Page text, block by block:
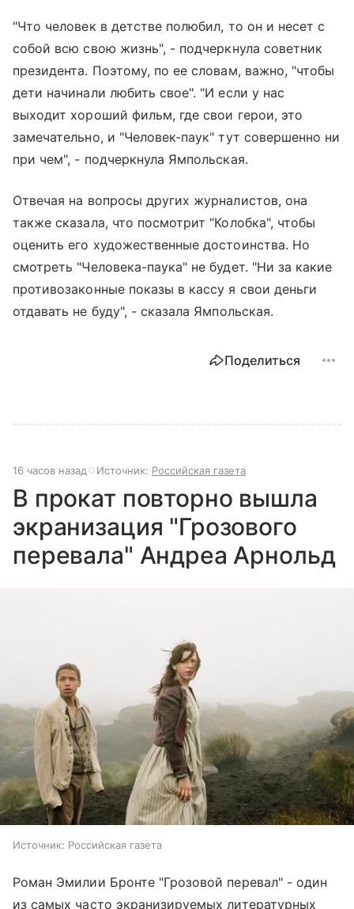
"Что человек в детстве полюбил, то он и несет с
собой всю свою жизнь", - подчеркнула советник
президента. Поэтому, по ее словам, важно, "чтобы
дети начинали любить свое". "И если у нас
выходит хороший фильм, где свои герои, это
замечательно, и "Человек-паук" тут совершенно ни
при чем", - подчеркнула Ямпольская.
Отвечая на вопросы других журналистов, она
также сказала, что посмотрит "Колобка", чтобы
оценить его художественные достоинства. Но
смотреть "Человека-паука" не будет. "Ни за какие
противозаконные показы в кассу я свои деньги
отдавать не буду", - сказала Ямпольская.
Поделиться
16 часов назад Источник: Российская газета
В прокат повторно вышла
экранизация "Грозового
перевала" Андреа Арнольд
Источник: Российская газета
Роман Эмилии Бронте "Грозовой перевал" - один
из самых часто экранизируемых литературных